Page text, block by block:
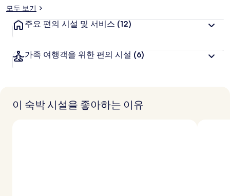
진모두 보기
주요 편의 시설 및 서비스 (12)
가족 여행객을 위한 편의 시설 (6)
이 숙박 시설을 좋아하는 이유